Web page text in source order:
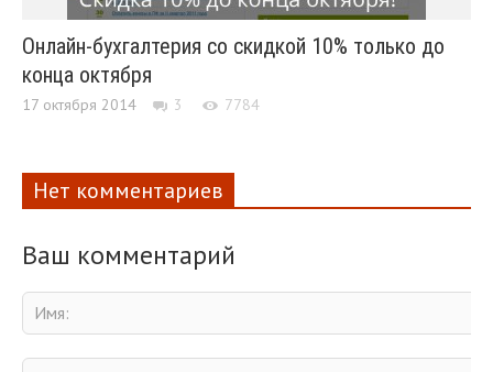
Онлайн-бухгалтерия со скидкой 10% только до
конца октября
17 октября 2014 3 7784
Нет комментариев
Ваш комментарий